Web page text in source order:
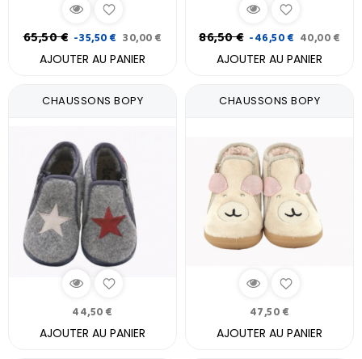
65,50 € -35,50 € 30,00 €
AJOUTER AU PANIER
86,50 € -46,50 € 40,00 €
AJOUTER AU PANIER
CHAUSSONS BOPY
44,50 €
AJOUTER AU PANIER
CHAUSSONS BOPY
47,50 €
AJOUTER AU PANIER